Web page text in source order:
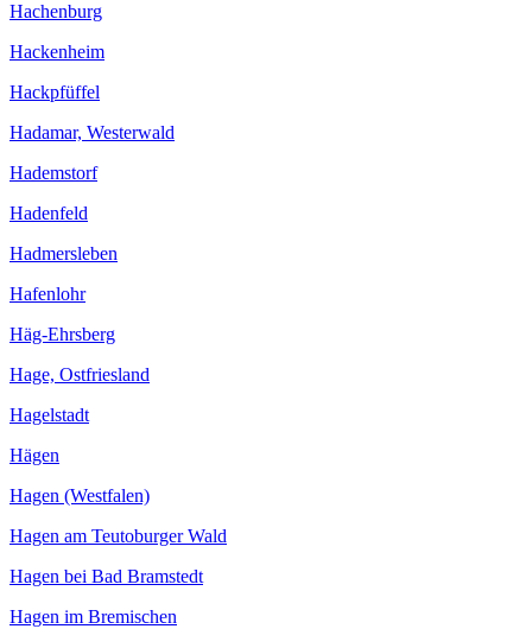
Hachenburg
Hackenheim
Hackpfüffel
Hadamar, Westerwald
Hademstorf
Hadenfeld
Hadmersleben
Hafenlohr
Häg-Ehrsberg
Hage, Ostfriesland
Hagelstadt
Hägen
Hagen (Westfalen)
Hagen am Teutoburger Wald
Hagen bei Bad Bramstedt
Hagen im Bremischen